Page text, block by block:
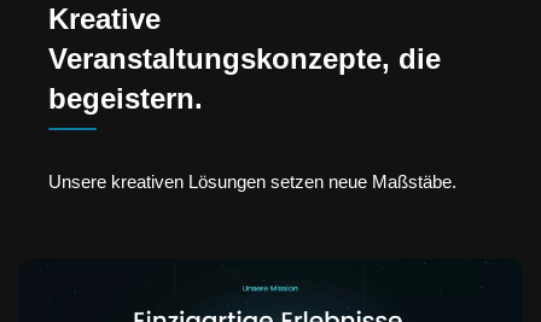
Kreative
Veranstaltungskonzepte, die
begeistern.
Unsere kreativen Lösungen setzen neue Maßstäbe.